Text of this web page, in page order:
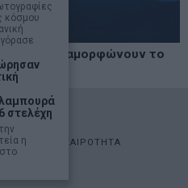
διαμορφώνουν το
Reserved
ΑΓΟΡΕΣ
ΕΠΙΚΑΙΡΟΤΗΤΑ
κόσμου
στελέχη
η